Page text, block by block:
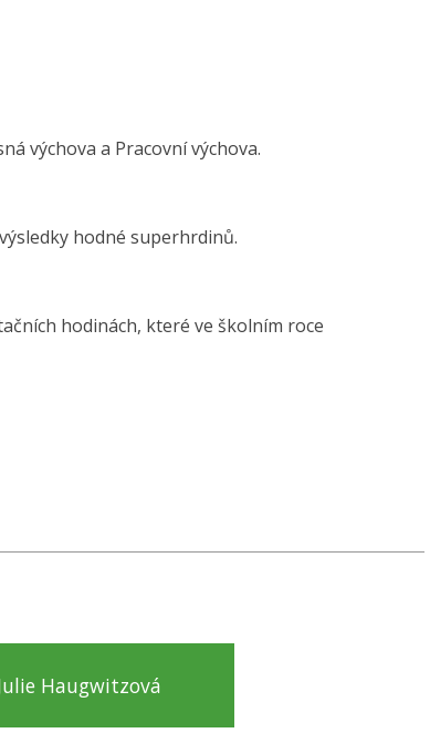
výchova a Pracovní výchova.
hodné superhrdinů.
hodinách, které ve školním roce
Haugwitzová